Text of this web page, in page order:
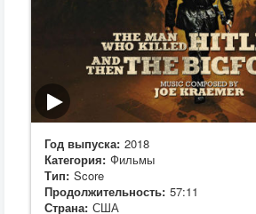
Год выпуска: 2018
Категория: Фильмы
Тип: Score
Продолжительность: 57:11
Страна: США